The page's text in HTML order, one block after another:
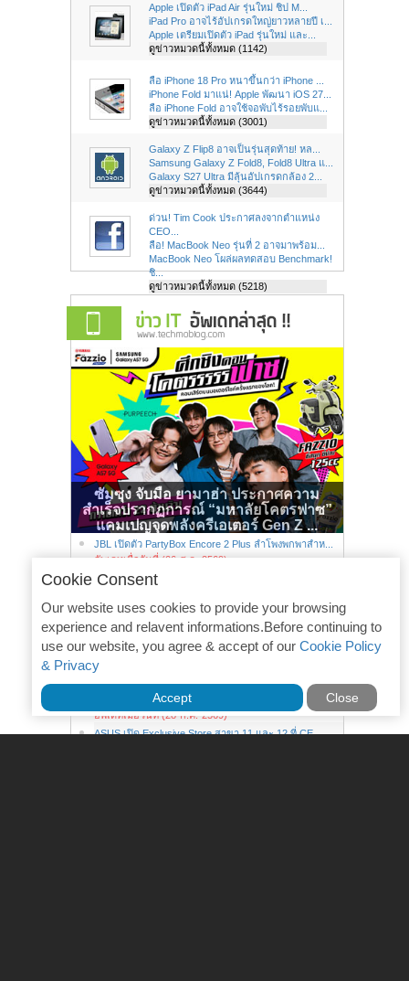
Apple เปิดตัว iPad Air รุ่นใหม่ ชิป M...
iPad Pro อาจไร้อัปเกรดใหญ่ยาวหลายปี เ...
Apple เตรียมเปิดตัว iPad รุ่นใหม่ และ...
ดูข่าวหมวดนี้ทั้งหมด (1142)
ลือ iPhone 18 Pro หนาขึ้นกว่า iPhone ...
iPhone Fold มาแน่! Apple พัฒนา iOS 27...
ลือ iPhone Fold อาจใช้จอพับไร้รอยพับแ...
ดูข่าวหมวดนี้ทั้งหมด (3001)
Galaxy Z Flip8 อาจเป็นรุ่นสุดท้าย! หล...
Samsung Galaxy Z Fold8, Fold8 Ultra แ...
Galaxy S27 Ultra มีลุ้นอัปเกรดกล้อง 2...
ดูข่าวหมวดนี้ทั้งหมด (3644)
ด่วน! Tim Cook ประกาศลงจากตำแหน่ง
CEO...
ลือ! MacBook Neo รุ่นที่ 2 อาจมาพร้อม...
MacBook Neo โผล่ผลทดสอบ Benchmark!
ชิ...
ดูข่าวหมวดนี้ทั้งหมด (5218)
ซัมซุง จับมือ ยามาฮ่า ประกาศความ
สำเร็จปรากฏการณ์ “มหาลัยโคตรฟาซ”
แคมเปญจุดพลังครีเอเตอร์ Gen Z ...
JBL เปิดตัว PartyBox Encore 2 Plus ลำโพงพกพาสำห...
อัพเดทเมื่อวันที่ (06-ส.ค.-2569)
เปิดตัว DJI Mic Mini 2S ไมค์ไร้สายจิ๋ว บันทึกเส...
ซัมซุงพลิกเกมการตลาด เลือกพูดภาษาเดียวกับผู้บริ...
อัพเดทเมื่อวันที่ (04-ส.ค.-2569)
มหาจักรฉลอง 55 ปี เปิดตัวเทคโนโลยี Live Sound ใ...
อัพเดทเมื่อวันที่ (01-ส.ค.-2569)
อัพเดทเมื่อวันที่ (28-ก.ค.-2569)
ASUS เปิด Exclusive Store สาขา 11 และ 12 ที่ CE...
Cookie Consent
Our website uses cookies to provide your browsing
experience and relavent informations.Before continuing to
use our website, you agree & accept of our Cookie Policy
& Privacy
Accept Close